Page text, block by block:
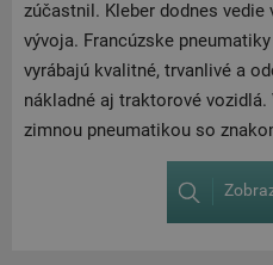
zúčastnil. Kleber dodnes
vývoja. Francúzske
vyrábajú kvalitné, trvanlivé a
nákladné aj traktorové
zimnou pneumatikou so